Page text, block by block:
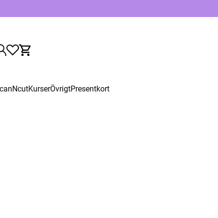
KurserÖvrigtPresentkort